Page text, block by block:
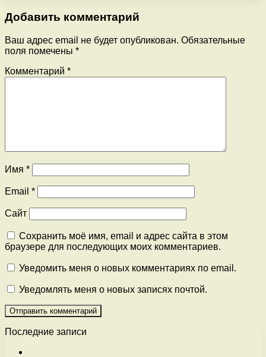
Добавить комментарий
Ваш адрес email не будет опубликован. Обязательные
поля помечены *
Комментарий *
Имя *
Email *
Сайт
Сохранить моё имя, email и адрес сайта в этом
браузере для последующих моих комментариев.
Уведомить меня о новых комментариях по email.
Уведомлять меня о новых записях почтой.
Последние записи